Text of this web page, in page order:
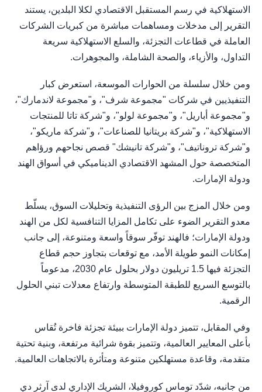
الاستهلاكية في رسم المستقبل الاقتصادي لكلا البلدين، يستند
التقرير إلى مدخلات ومساهمات مباشرة من كبريات الشركات
العاملة في قطاعات التجزئة، والسلع الاستهلاكية سريعة
التداول، والأزياء، والصحة الشاملة، والمجوهرات.
ومن خلال سلسلة من الحوارات الموسعة، استعرض كبار
التنفيذيين في شركات "مجموعة شرف"، و"مجموعة لاندمارك"،
و"مجموعة أباريل"، و"مجموعة لولو"، و"شركة تاتا للمنتجات
الاستهلاكية"، و"شركة بريتانيا للصناعات"، و"شركة ماريكو"،
و"شركة تروناتيف"، و"شركة تانيشك" قصص نجاحهم ورؤاهم
المتخصصة حول المشهد الاقتصادي الديناميكي في أسواق الهند
ودولة الإمارات.
ومن خلال المزج بين الرؤى التنفيذية وتحليلات السوق، يسلّط
معدو التقرير الضوء على تكامل المزايا التنافسية لكل من الهند
ودولة الإمارات؛ فالهند توفّر سوقاً واسعة ومتنوعة، إلى جانب
إمكانات النمو طويلة الأمد، مع توقعات بتجاوز حجم قطاع
التجزئة فيها 1.5 تريليون دولار بحلول عام 2030، مدعوماً
بالتوسع السريع للطبقة المتوسطة وارتفاع معدلات تبني الحلول
الرقمية.
وفي المقابل، تتميز دولة الإمارات ببيئة تجزئة فاخرة تُقاس
بأعلى المعايير العالمية، وتتميز بقوة شرائية مرتفعة، وبنية تحتية
متقدمة، وقاعدة مستهلكين متنوعة ومتأثرة بالاتجاهات العالمية.
من جانبه، شدّد توماس كوروفيلا، الشريك الإداري لدى آرثر دي